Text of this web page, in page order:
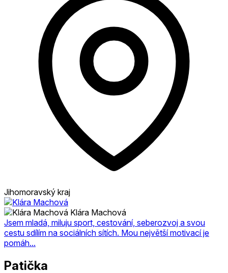
Jihomoravský kraj
Klára Machová
Jsem mladá, miluju sport, cestování, seberozvoj a svou
cestu sdílím na sociálních sítích. Mou největší motivací je
pomáh...
Patička